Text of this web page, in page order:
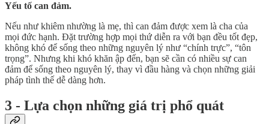
Yếu tố can đảm.
Nếu như khiêm nhường là mẹ, thì can đảm được xem là cha của
mọi đức hạnh. Đặt trường hợp mọi thứ diễn ra với bạn đều tốt đẹp,
không khó để sống theo những nguyên lý như “chính trực”, “tôn
trọng”. Nhưng khi khó khăn ập đến, bạn sẽ cần có nhiều sự can
đảm để sống theo nguyên lý, thay vì đầu hàng và chọn những giải
pháp tình thế dễ dàng hơn.
3 - Lựa chọn những giá trị phổ quát